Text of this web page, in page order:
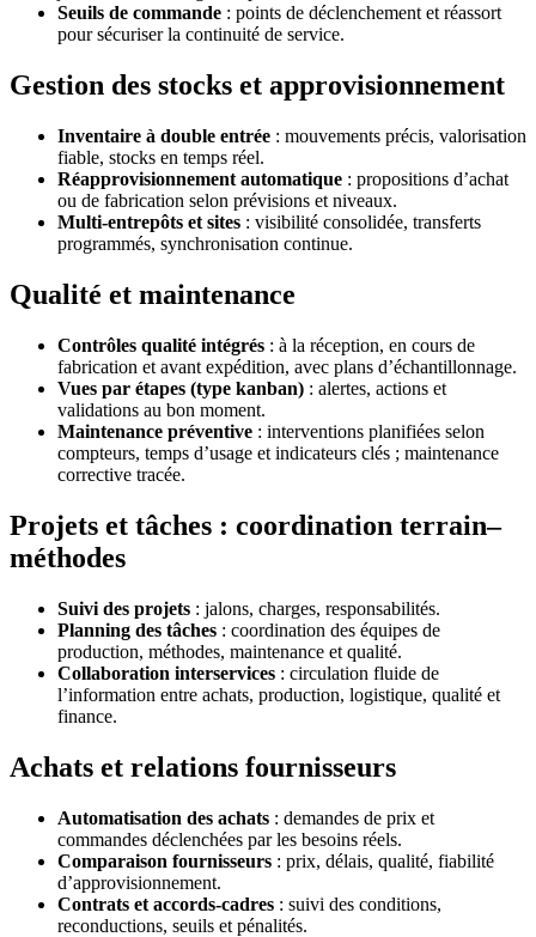
Seuils de commande : points de déclenchement et réassort
pour sécuriser la continuité de service.
Gestion des stocks et approvisionnement
Inventaire à double entrée : mouvements précis, valorisation
fiable, stocks en temps réel.
Réapprovisionnement automatique : propositions d’achat
ou de fabrication selon prévisions et niveaux.
Multi-entrepôts et sites : visibilité consolidée, transferts
programmés, synchronisation continue.
Qualité et maintenance
Contrôles qualité intégrés : à la réception, en cours de
fabrication et avant expédition, avec plans d’échantillonnage.
Vues par étapes (type kanban) : alertes, actions et
validations au bon moment.
Maintenance préventive : interventions planifiées selon
compteurs, temps d’usage et indicateurs clés ; maintenance
corrective tracée.
Projets et tâches : coordination terrain–
méthodes
Suivi des projets : jalons, charges, responsabilités.
Planning des tâches : coordination des équipes de
production, méthodes, maintenance et qualité.
Collaboration interservices : circulation fluide de
l’information entre achats, production, logistique, qualité et
finance.
Achats et relations fournisseurs
Automatisation des achats : demandes de prix et
commandes déclenchées par les besoins réels.
Comparaison fournisseurs : prix, délais, qualité, fiabilité
d’approvisionnement.
Contrats et accords-cadres : suivi des conditions,
reconductions, seuils et pénalités.